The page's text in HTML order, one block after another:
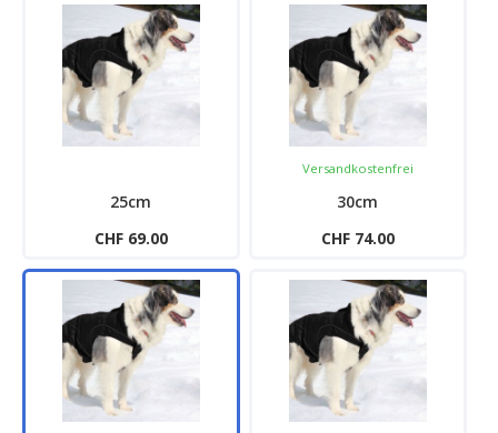
25cm
CHF 69.00
Versandkostenfrei
30cm
CHF 74.00